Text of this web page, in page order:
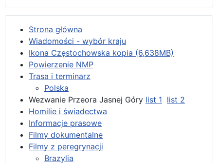
Strona główna
Wiadomości - wybór kraju
Ikona Częstochowska kopia (6,638MB)
Powierzenie NMP
Trasa i terminarz
Polska
Wezwanie Przeora Jasnej Góry list 1 list 2
Homilie i świadectwa
Informacje prasowe
Filmy dokumentalne
Filmy z peregrynacji
Brazylia